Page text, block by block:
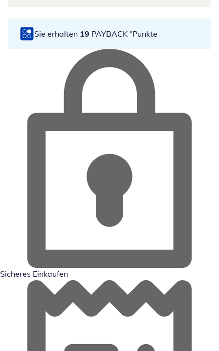
Sie erhalten 19 PAYBACK °Punkte
Sicheres Einkaufen